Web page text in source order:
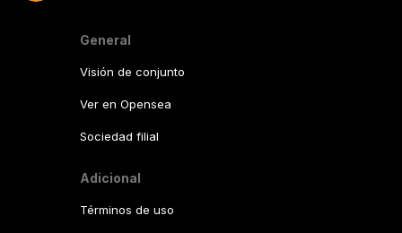
General
Visión de conjunto
Ver en Opensea
Sociedad filial
Adicional
Términos de uso